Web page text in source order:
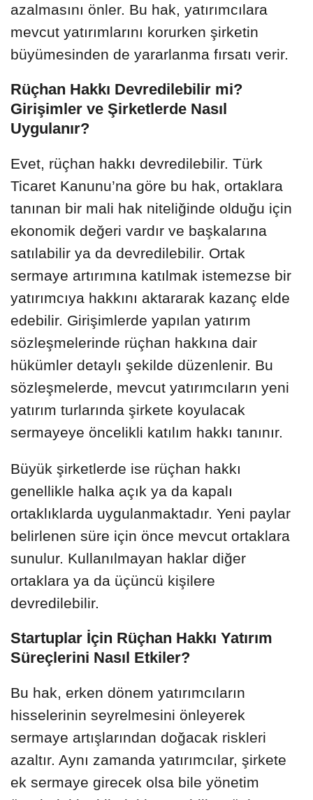
azalmasını önler. Bu hak, yatırımcılara
mevcut yatırımlarını korurken şirketin
büyümesinden de yararlanma fırsatı verir.
Rüçhan Hakkı Devredilebilir mi?
Girişimler ve Şirketlerde Nasıl
Uygulanır?
Evet, rüçhan hakkı devredilebilir. Türk
Ticaret Kanunu’na göre bu hak, ortaklara
tanınan bir mali hak niteliğinde olduğu için
ekonomik değeri vardır ve başkalarına
satılabilir ya da devredilebilir. Ortak
sermaye artırımına katılmak istemezse bir
yatırımcıya hakkını aktararak kazanç elde
edebilir. Girişimlerde yapılan yatırım
sözleşmelerinde rüçhan hakkına dair
hükümler detaylı şekilde düzenlenir. Bu
sözleşmelerde, mevcut yatırımcıların yeni
yatırım turlarında şirkete koyulacak
sermayeye öncelikli katılım hakkı tanınır.
Büyük şirketlerde ise rüçhan hakkı
genellikle halka açık ya da kapalı
ortaklıklarda uygulanmaktadır. Yeni paylar
belirlenen süre için önce mevcut ortaklara
sunulur. Kullanılmayan haklar diğer
ortaklara ya da üçüncü kişilere
devredilebilir.
Startuplar İçin Rüçhan Hakkı Yatırım
Süreçlerini Nasıl Etkiler?
Bu hak, erken dönem yatırımcıların
hisselerinin seyrelmesini önleyerek
sermaye artışlarından doğacak riskleri
azaltır. Aynı zamanda yatırımcılar, şirkete
ek sermaye girecek olsa bile yönetim